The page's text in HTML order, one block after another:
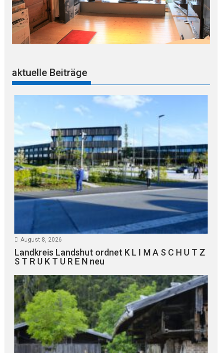
aktuelle Beiträge
August 8, 2026
Landkreis Landshut ordnet K L I M A S C H U T Z
S T R U K T U R E N neu